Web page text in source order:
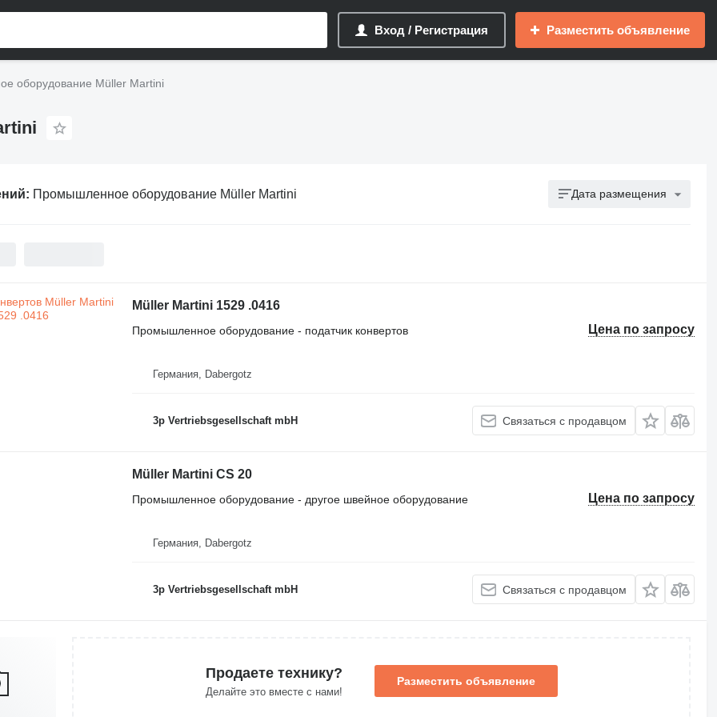
Вход / Регистрация Разместить объявление
оборудование Müller Martini
Промышленное оборудование Müller Martini Дата размещения
Müller Martini 1529 .0416
Цена по запросу
Промышленное оборудование - податчик конвертов
Германия, Dabergotz
3p Vertriebsgesellschaft mbH Связаться с продавцом
Müller Martini CS 20
Цена по запросу
Промышленное оборудование - другое швейное оборудование
Германия, Dabergotz
3p Vertriebsgesellschaft mbH Связаться с продавцом
Продаете технику?
Делайте это вместе с нами!
Разместить объявление